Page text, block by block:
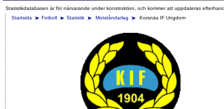
Statistikdatabasen är för närvarande under konstruktion, och kommer att uppdateras
Startsida
Fotboll Statistik Motståndarlag Korsnäs IF Ungdom